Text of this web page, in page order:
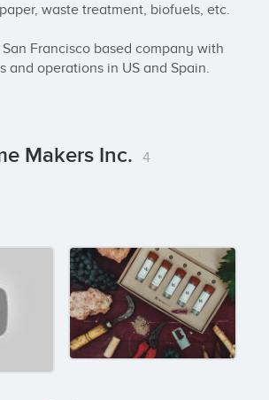
waste treatment, biofuels, etc.
Francisco based company with
and operations in US and Spain.
Makers Inc. 4